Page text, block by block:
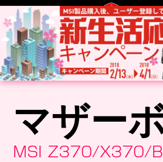
マザー
MSI Z370/X370/